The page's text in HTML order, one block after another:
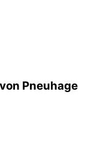
Pneuhage